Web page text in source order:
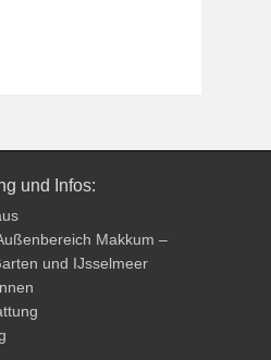
und Infos:
Makkum –
und IJsselmeer